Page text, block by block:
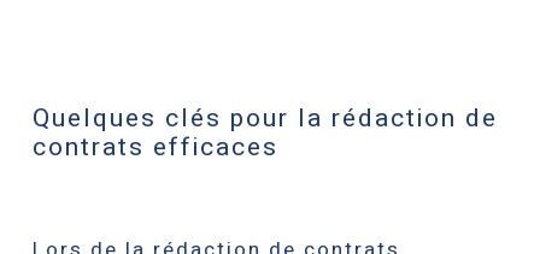
Quelques clés pour la rédaction de
contrats efficaces